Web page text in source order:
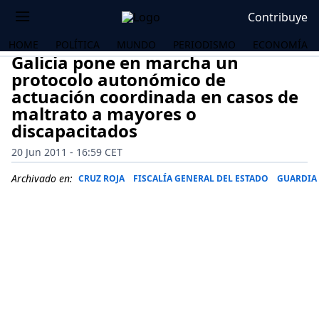
Contribuye
HOME POLÍTICA MUNDO PERIODISMO ECONOMÍA
Galicia pone en marcha un
protocolo autonómico de
actuación coordinada en casos de
maltrato a mayores o
discapacitados
20 Jun 2011 - 16:59 CET
Archivado en: CRUZ ROJA FISCALÍA GENERAL DEL ESTADO